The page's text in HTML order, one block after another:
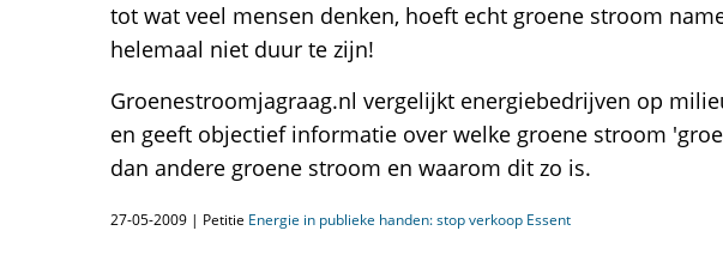
tot wat veel mensen denken, hoeft echt groene stroom
helemaal niet duur te zijn!
Groenestroomjagraag.nl vergelijkt energiebedrijven op
en geeft objectief informatie over welke groene stroom
dan andere groene stroom en waarom dit zo is.
27-05-2009 | Petitie Energie in publieke handen: stop verkoop Essent